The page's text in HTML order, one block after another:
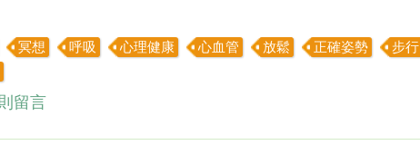
冥想 呼吸 心理健康 心血管 放鬆 正確姿勢 步行
則留言